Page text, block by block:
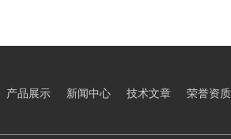
产品展示 新闻中心 技术文章 荣誉资质